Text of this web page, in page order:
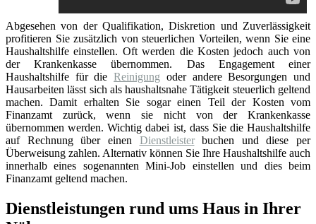
Abgesehen von der Qualifikation, Diskretion und Zuverlässigkeit
profitieren Sie zusätzlich von steuerlichen Vorteilen, wenn Sie eine
Haushaltshilfe einstellen. Oft werden die Kosten jedoch auch von
der Krankenkasse übernommen. Das Engagement einer
Haushaltshilfe für dieReinigung oder andere Besorgungen und
Hausarbeiten lässt sich als haushaltsnahe Tätigkeit steuerlich geltend
machen. Damit erhalten Sie sogar einen Teil der Kosten vom
Finanzamt zurück, wenn sie nicht von der Krankenkasse
übernommen werden. Wichtig dabei ist, dass Sie die Haushaltshilfe
auf Rechnung über einen Dienstleisterbuchen und diese per
Überweisung zahlen. Alternativ können Sie Ihre Haushaltshilfe auch
innerhalb eines sogenannten Mini-Job einstellen und dies beim
Finanzamt geltend machen.
Dienstleistungen rund ums Haus in Ihrer